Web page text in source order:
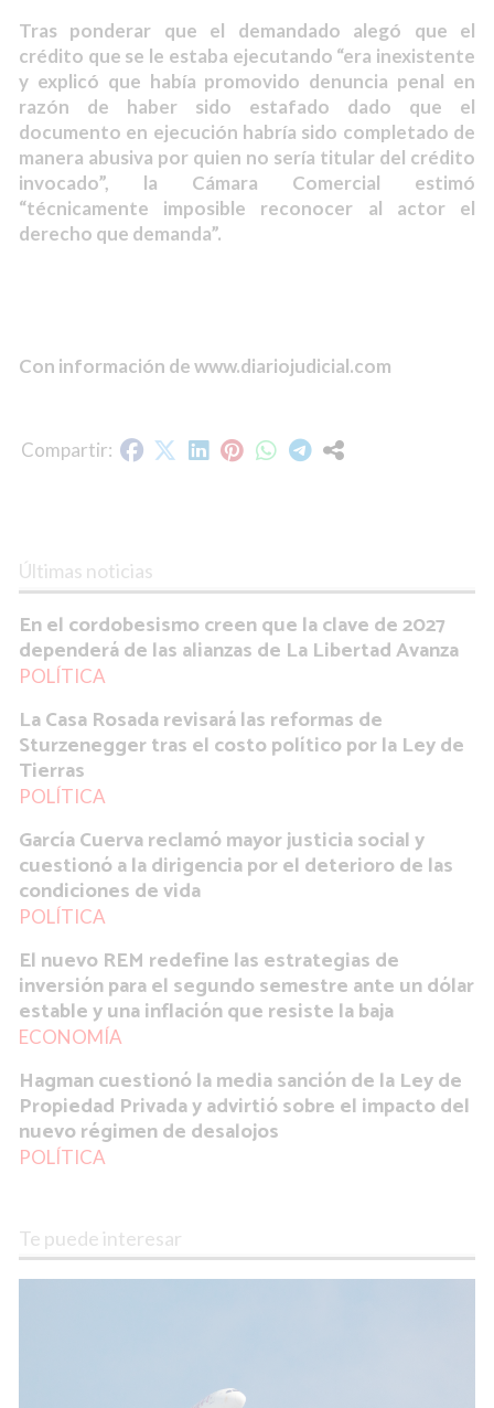
Tras ponderar que el demandado alegó que el
crédito que se le estaba ejecutando “era inexistente
y explicó que había promovido denuncia penal en
razón de haber sido estafado dado que el
documento en ejecución habría sido completado de
manera abusiva por quien no sería titular del crédito
invocado”, la Cámara Comercial estimó
“técnicamente imposible reconocer al actor el
derecho que demanda”.
Con información de www.diariojudicial.com
Últimas noticias
En el cordobesismo creen que la clave de 2027
dependerá de las alianzas de La Libertad Avanza
POLÍTICA
La Casa Rosada revisará las reformas de
Sturzenegger tras el costo político por la Ley de
Tierras
POLÍTICA
García Cuerva reclamó mayor justicia social y
cuestionó a la dirigencia por el deterioro de las
condiciones de vida
POLÍTICA
El nuevo REM redefine las estrategias de
inversión para el segundo semestre ante un dólar
estable y una inflación que resiste la baja
ECONOMÍA
Hagman cuestionó la media sanción de la Ley de
Propiedad Privada y advirtió sobre el impacto del
nuevo régimen de desalojos
POLÍTICA
Te puede interesar